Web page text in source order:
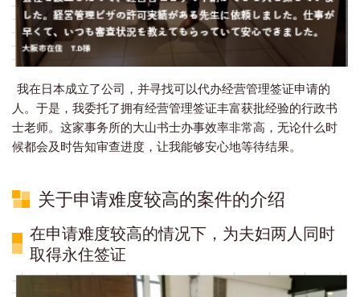
我在日本成立了公司，并寻找可以代办经营管理签证申请的
人。于是，我委托了拥有经营管理签证丰富获批经验的行政书
士老师。这家事务所的大山书士办事效率非常高，无论什么时
候都会及时告知审查进度，让我能够安心地等待结果。
关于申请难度较高的案件的介绍
在申请难度较高的情况下，为夫妇两人同时
取得永住签证